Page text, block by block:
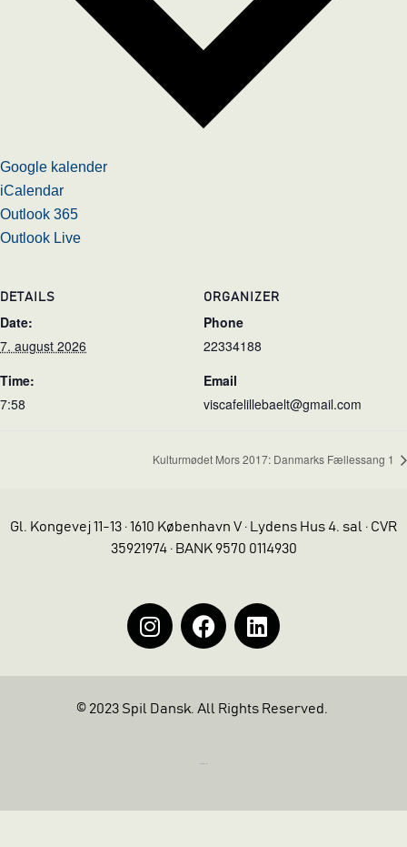
Google kalender
iCalendar
Outlook 365
Outlook Live
DETAILS
Date:
7. august 2026
Time:
7:58
ORGANIZER
Phone
22334188
Email
viscafelillebaelt@gmail.com
Kulturmødet Mors 2017: Danmarks Fællessang 1
Gl. Kongevej 11-13 · 1610 København V · Lydens Hus 4. sal · CVR
35921974 · BANK 9570 0114930
© 2023 Spil Dansk. All Rights Reserved.